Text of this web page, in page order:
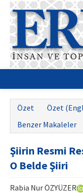
Dergi Kurulları
Rehberler
Yayın Politikaları
Özet Özet
Benzer Makaleler
Şiirin Resmi
O Belde Şiiri
Rabia Nur ÖZYÜZER